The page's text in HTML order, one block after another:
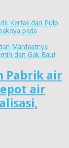
Kertas dan Pulp
pada
Manfaatnya
dan Gak Bau!